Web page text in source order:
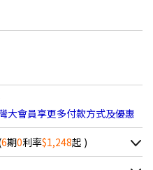
大會員享更多付款方式及優惠
6期0利率$1,248起 )
物車顯示為主